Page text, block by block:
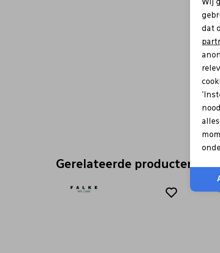
Gerelateerde producten
Wij
dat